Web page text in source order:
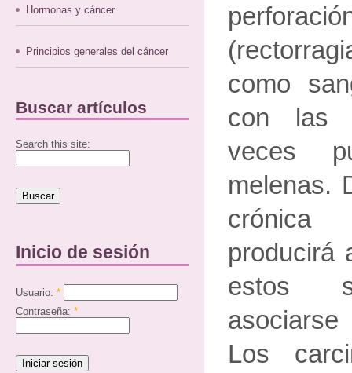
Hormonas y cáncer
Principios generales del cáncer
Buscar artículos
Search this site:
Inicio de sesión
Usuario: *
Contraseña: *
como
con las
veces
melenas.
producirá
estos
Los